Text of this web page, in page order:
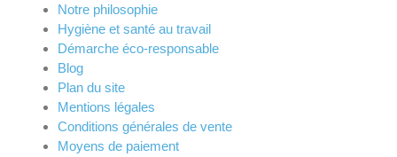
Notre philosophie
Hygiène et santé au travail
Démarche éco-responsable
Blog
Plan du site
Mentions légales
Conditions générales de vente
Moyens de paiement